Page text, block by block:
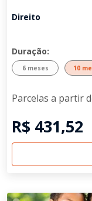
Direito
Duração:
6 meses 10
Parcelas a partir
R$ 431,52